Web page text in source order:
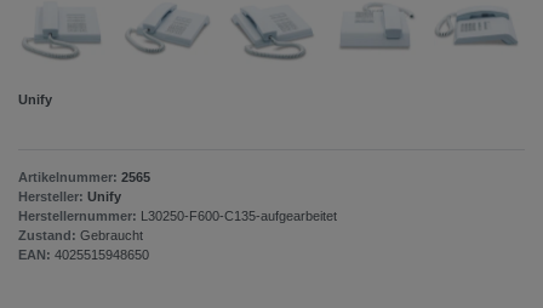
Unify
Artikelnummer: 2565
Hersteller: Unify
Herstellernummer: L30250-F600-C135-aufgearbeitet
Zustand: Gebraucht
EAN: 4025515948650